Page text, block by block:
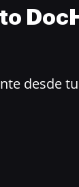
desde